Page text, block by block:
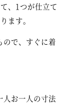
、1つが仕立て
ます。
ので、すぐに着
人お一人の寸法